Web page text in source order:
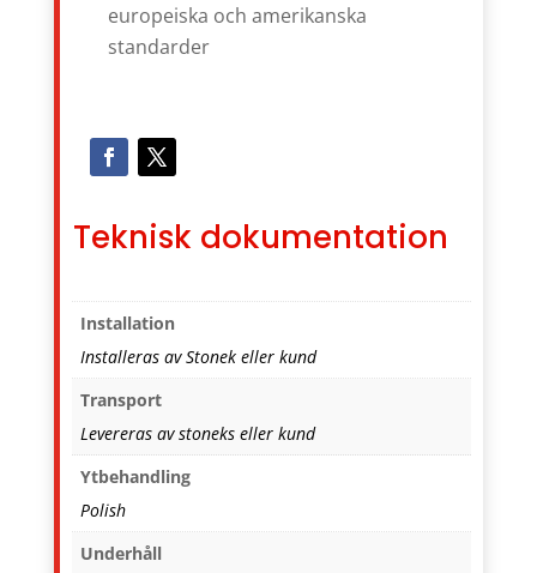
europeiska och amerikanska
standarder
Teknisk dokumentation
Installation
Installeras av Stonek eller kund
Transport
Levereras av stoneks eller kund
Ytbehandling
Polish
Underhåll